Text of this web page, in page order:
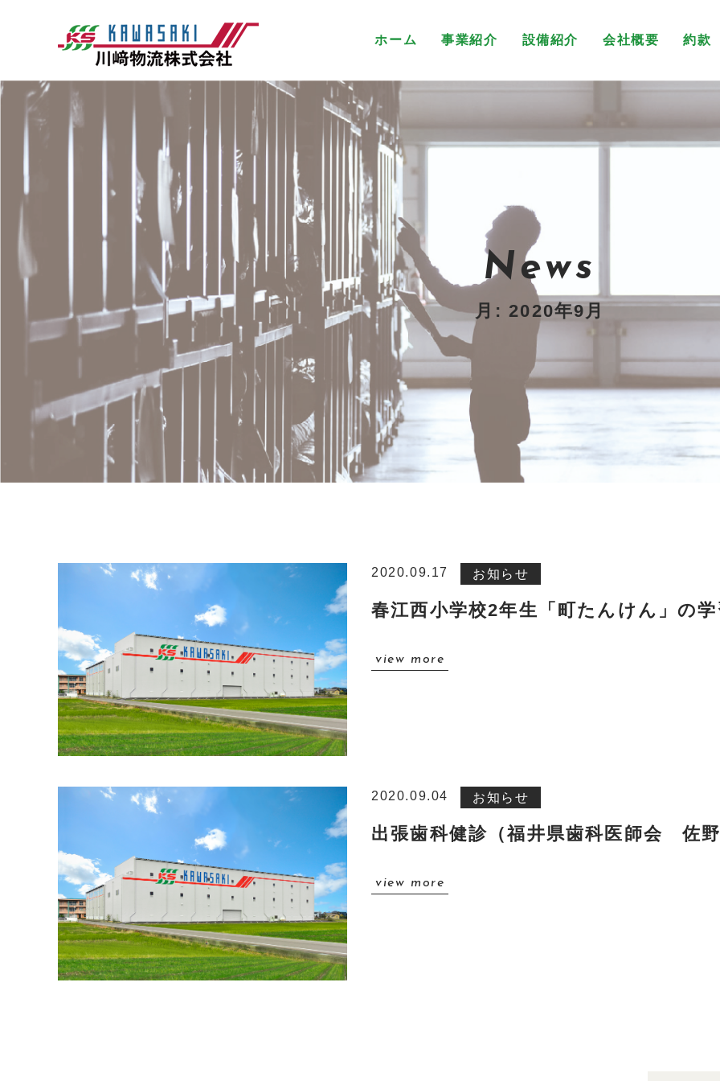
ホーム 事業紹介 設備紹介 会社概要 約款
ホーム
約款
採用情報
News
月:2020年9月
2020.09.17 お知らせ
春江西小学校2年生「町たんけん」の
view more
2020.09.04 お知らせ
出張歯科健診（福井県歯科医師会 佐
view more